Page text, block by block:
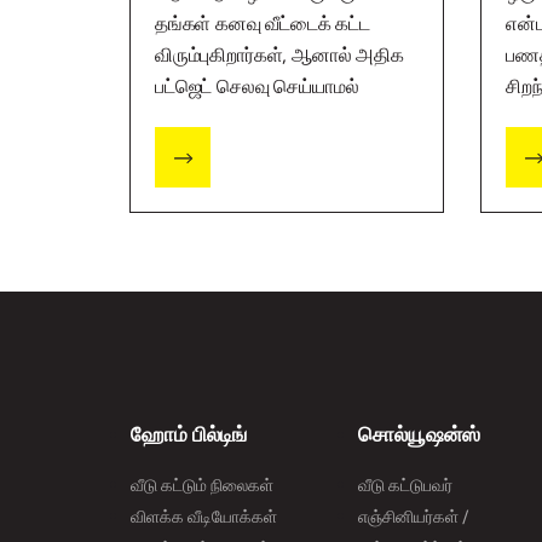
தங்கள் கனவு வீட்டைக் கட்ட
விரும்புகிறார்கள், ஆனால் அதிக
பட்ஜெட் செலவு செய்யாமல்
ஹோம் பில்டிங்
வீடு கட்டும் நிலைகள்
விளக்க வீடியோக்கள்
சொல்யூஷன்ஸ்
வீடு கட்டுபவர்
எஞ்சினியர்கள் /